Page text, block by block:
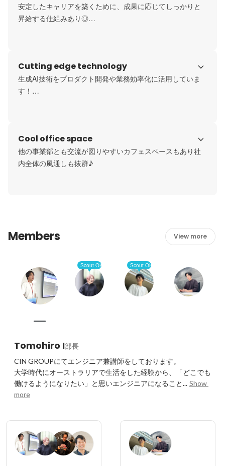
チーム全体で協力し合い、成長できる職場作りに力を入れ
ています！
安定したキャリアを築くために、成果に応じてしっかりと
昇給する仕組みあり◎
で、技術的成長とリーダーシップをサポートします。
Cutting edge technology
生成AI技術をプロダクト開発や業務効率化に活用していま
す！
／Genspark／v0
★開発組織での活用例
コード自動補完・設計・生成
Cool office space
他の事業部とも交流が図りやすいカフェスペースもあり社
Members View more
Scout OK Scout OK
Tomohiro I部長
CIN GROUPにてエンジニア兼講師をしております。
大学時代にオーストラリアで生活をした経験から、「どこでも
働けるようになりたい」と思いエンジニアになること... Show
more